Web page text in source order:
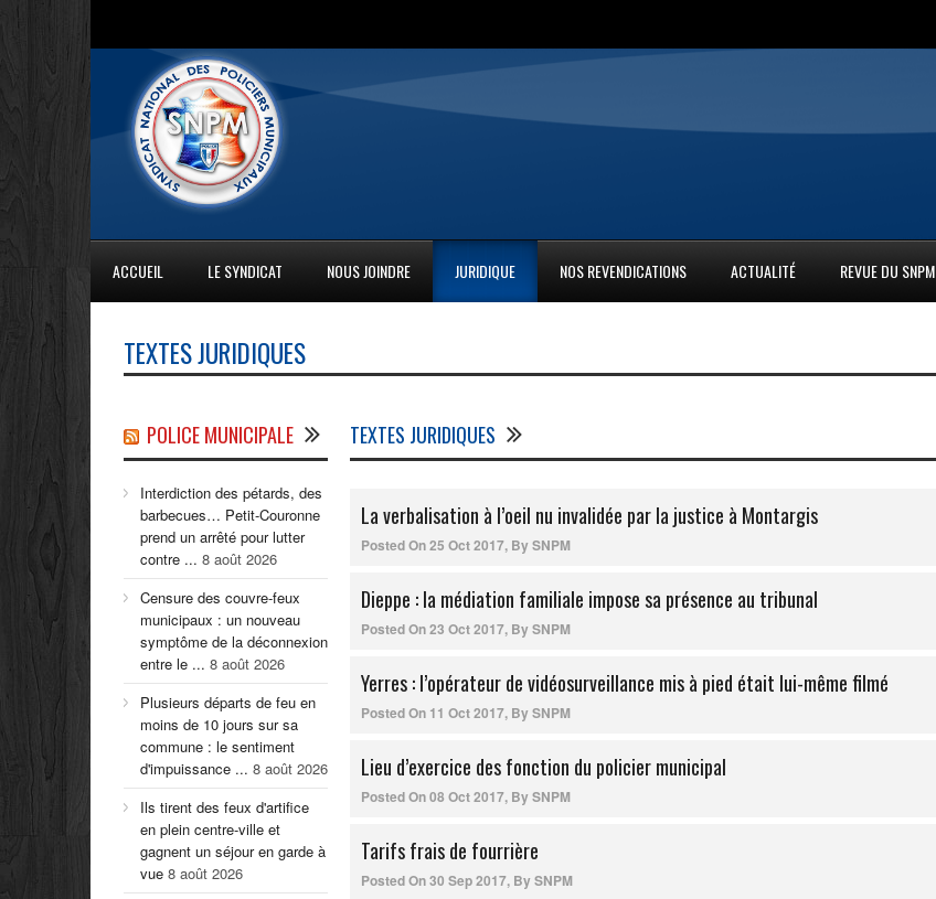
ACCUEIL LE SYNDICAT NOUS JOINDRE JURIDIQUE NOS REVENDICATIONS ACTUALITÉ REVUE DU SNPM
TEXTES JURIDIQUES
TEXTES JURIDIQUES
La verbalisation à l’oeil nu invalidée par la justice à Montargis
Posted On25 Oct 2017, BySNPM
Dieppe : la médiation familiale impose sa présence au tribunal
Posted On23 Oct 2017, BySNPM
Yerres : l’opérateur de vidéosurveillance mis à pied était lui-même filmé
Posted On 11 Oct 2017, BySNPM
Lieu d’exercice des fonction du policier municipal
Posted On08 Oct 2017, BySNPM
Tarifs frais de fourrière
Posted On30 Sep 2017, BySNPM
POLICE MUNICIPALE
Interdiction des pétards, des
barbecues… Petit-Couronne
prend un arrêté pour lutter
contre ... 8 août 2026
Censure des couvre-feux
municipaux : un nouveau
symptôme de la déconnexion
entre le ... 8 août 2026
Plusieurs départs de feu en
moins de 10 jours sur sa
commune : le sentiment
d'impuissance ... 8 août 2026
Ils tirent des feux d'artifice
en plein centre-ville et
gagnent un séjour en garde à
vue 8 août 2026